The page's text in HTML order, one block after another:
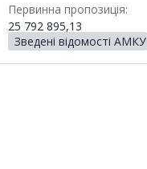
Первинна пропозиція:
25 792 895,13
Зведені відомості АМКУ